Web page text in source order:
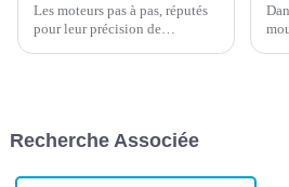
Les moteurs pas à pas, réputés
pour leur précision de
pour…
Recherche Associée